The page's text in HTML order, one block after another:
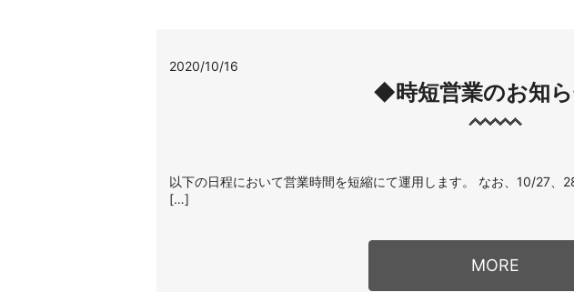
2020/10/16
◆時短営業のお知
以下の日程において営業時間を短縮にて運用します。 なお、10/27、
[…]
MORE